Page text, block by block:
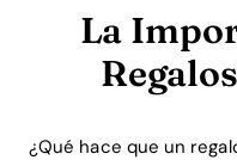
La
¿Qué hace que un